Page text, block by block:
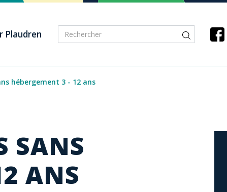
Plaudren
hébergement 3 - 12 ans
SANS
ANS